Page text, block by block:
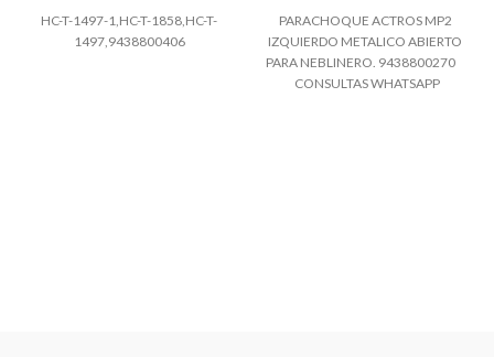
HC-T-1497-1,HC-T-1858,HC-T-
1497,9438800406
PARACHOQUE ACTROS MP2
IZQUIERDO METALICO ABIERTO
PARA NEBLINERO. 9438800270
CONSULTAS WHATSAPP